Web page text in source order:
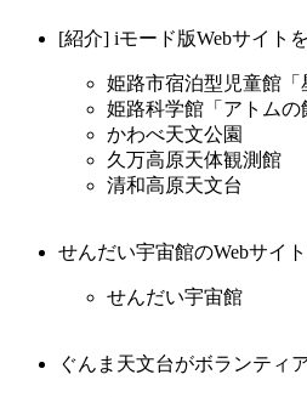
[紹介] iモード版Webサイト
姫路市宿泊型児童館「
姫路科学館「アトムの
かわべ天文公園
久万高原天体観測館
清和高原天文台
せんだい宇宙館のWebサイ
せんだい宇宙館
ぐんま天文台がボランティ